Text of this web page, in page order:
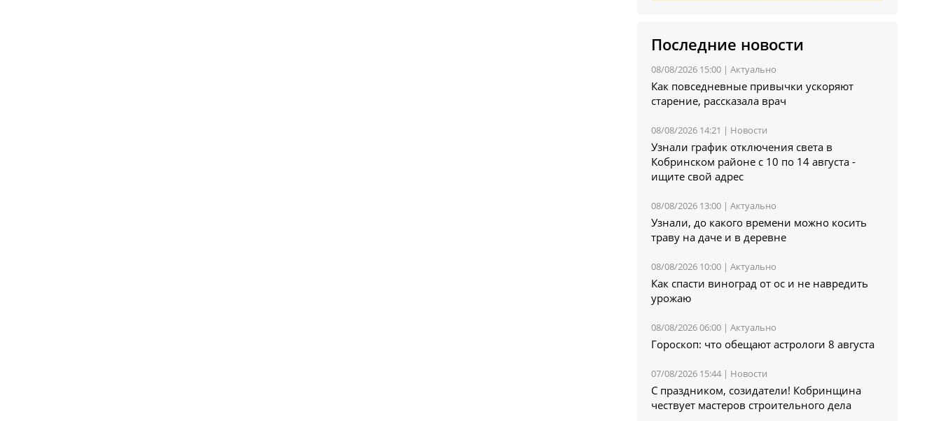
Последние новости
08/08/2026 15:00 |Актуально
Как повседневные привычки ускоряют
старение, рассказала врач
08/08/2026 14:21 | Новости
Узнали график отключения света в
Кобринском районе с 10 по 14 августа -
ищите свой адрес
08/08/2026 13:00 |Актуально
Узнали, до какого времени можно косить
траву на даче и в деревне
08/08/2026 10:00 |Актуально
Как спасти виноград от ос и не навредить
урожаю
08/08/2026 06:00 |Актуально
Гороскоп: что обещают астрологи 8 августа
07/08/2026 15:44 | Новости
С праздником, созидатели! Кобринщина
чествует мастеров строительного дела